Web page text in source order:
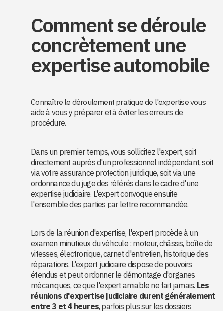
Comment se déroule
concrètement une
expertise automobile
Connaître le déroulement pratique de l'expertise vous
aide à vous y préparer et à éviter les erreurs de
procédure.
Dans un premier temps, vous sollicitez l'expert, soit
directement auprès d'un professionnel indépendant, soit
via votre assurance protection juridique, soit via une
ordonnance du juge des référés dans le cadre d'une
expertise judiciaire. L'expert convoque ensuite
l'ensemble des parties par lettre recommandée.
Lors de la réunion d'expertise, l'expert procède à un
examen minutieux du véhicule : moteur, châssis, boîte de
vitesses, électronique, carnet d'entretien, historique des
réparations. L'expert judiciaire dispose de pouvoirs
étendus et peut ordonner le démontage d'organes
mécaniques, ce que l'expert amiable ne fait jamais. Les
réunions d'expertise judiciaire durent généralement
entre 3 et 4 heures, parfois plus sur les dossiers